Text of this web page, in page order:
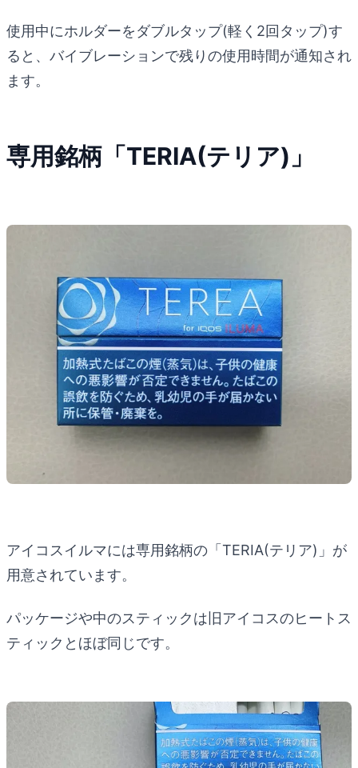
使用中にホルダーをダブルタップ(軽く2回タップ)す
ると、バイブレーションで残りの使用時間が通知され
ます。
専用銘柄「TERIA(テリア)」
アイコスイルマには専用銘柄の「TERIA(テリア)」が
用意されています。
パッケージや中のスティックは旧アイコスのヒートス
ティックとほぼ同じです。